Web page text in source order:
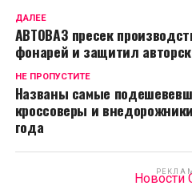
ДАЛЕЕ
АВТОВАЗ пресек
фонарей и защитил
НЕ ПРОПУСТИТЕ
Названы самые
кроссоверы и
года